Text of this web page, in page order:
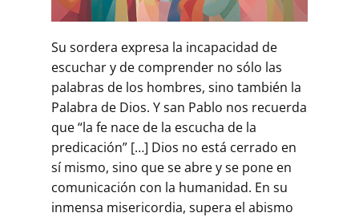
Su sordera expresa la incapacidad de
escuchar y de comprender no sólo las
palabras de los hombres, sino también la
Palabra de Dios. Y san Pablo nos recuerda
que “la fe nace de la escucha de la
predicación” […] Dios no está cerrado en
sí mismo, sino que se abre y se pone en
comunicación con la humanidad. En su
inmensa misericordia, supera el abismo